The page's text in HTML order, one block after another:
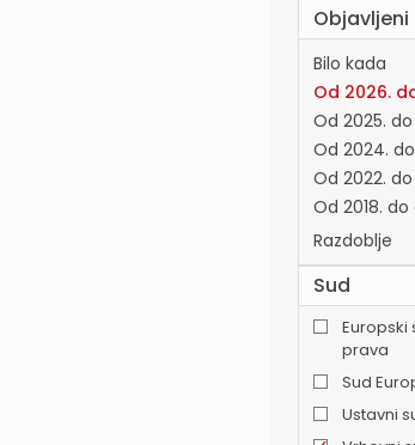
Objavljeni
Bilo kada
Od 2026.
Od 2025.
Od 2024.
Od 2022.
Od 2018.
Razdoblje
Sud
Europski
prava
Sud
Ustavni